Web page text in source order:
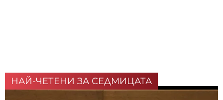
НАЙ-ЧЕТЕНИ ЗА СЕДМИЦАТА